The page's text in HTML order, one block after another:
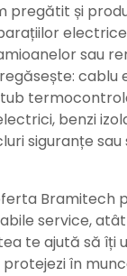
pregătit și
sau
cablu
benzi
siguranțe
Bramitech
service,
te ajută să îți
în